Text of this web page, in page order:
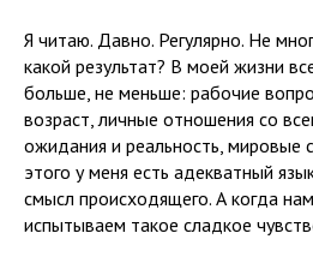
Я читаю. Давно. Регулярно. Не
какой результат? В моей жизни
больше, не меньше: рабочие
возраст, личные отношения со
ожидания и реальность, мировые
этого у меня есть адекватный
смысл происходящего. А когда
испытываем такое сладкое